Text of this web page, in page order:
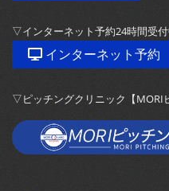
▽インターネット予約24時間受
インターネット予約
▽ピッチングクリニック【MORI